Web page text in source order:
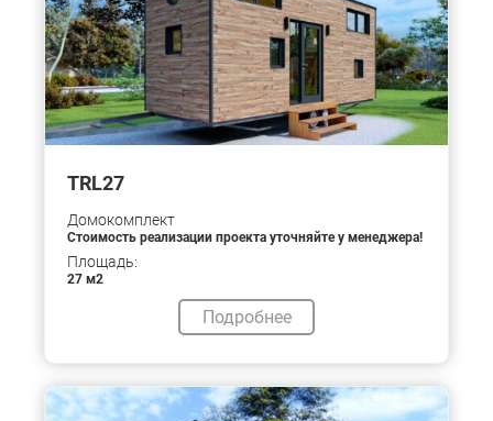
TRL27
Домокомплект
Стоимость реализации проекта уточняйте у менеджера!
Площадь:
27 м2
Подробнее